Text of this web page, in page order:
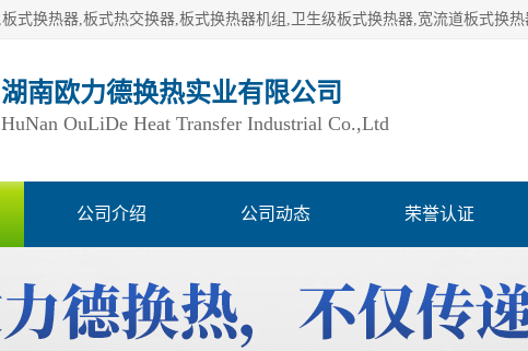
湖南欧力德换热实业有限公司
HuNan OuLiDe Heat Transfer Industrial Co.,Ltd
公司介绍 公司动态 荣誉认证